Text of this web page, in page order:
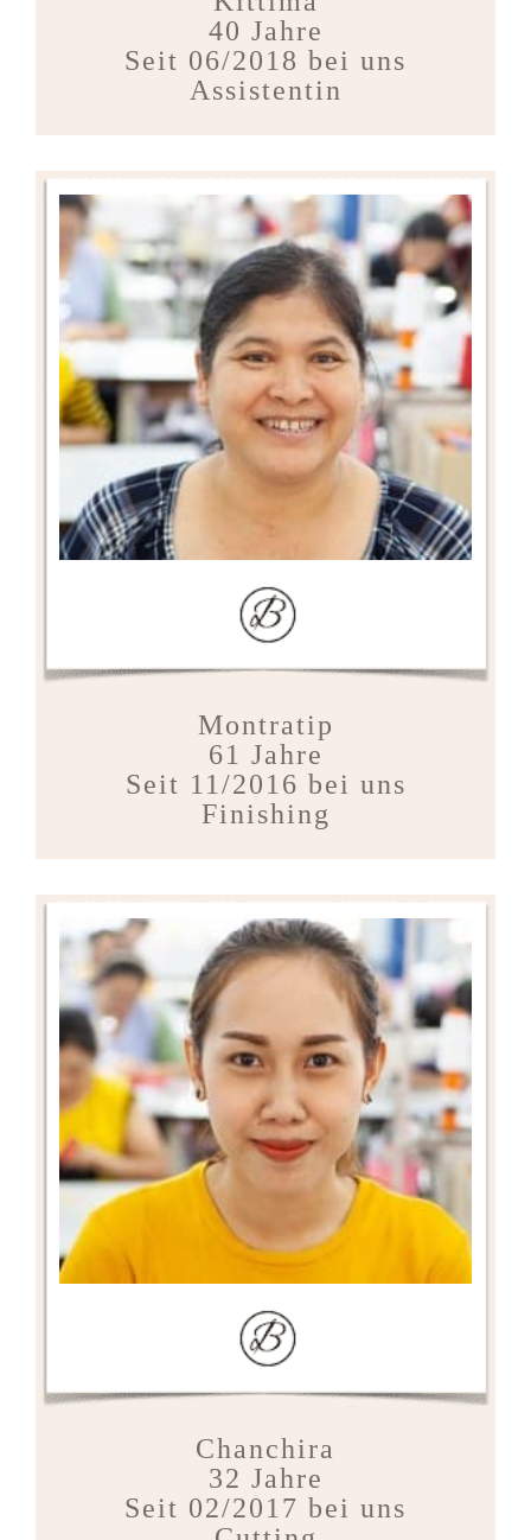
40 Jahre
Seit 06/2018 bei uns
Assistentin
Montratip
61 Jahre
Seit 11/2016 bei uns
Finishing
Chanchira
32 Jahre
Seit 02/2017 bei uns